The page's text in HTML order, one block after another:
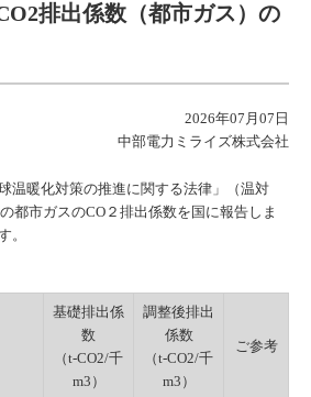
排出係数（都市ガス）の
2026年07月07日
中部電力ミライズ株式会社
温暖化対策の推進に関する法律」（温対
都市ガスのCO２排出係数を国に報告しま
。
基礎排出係
数
（t-CO2/千
m3）
調整後排出
係数
（t-CO2/千
m3）
ご参考